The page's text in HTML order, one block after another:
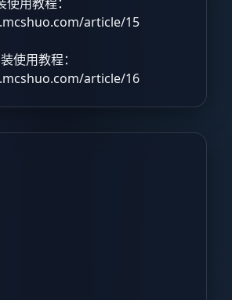
article/15
使用教程：
article/16